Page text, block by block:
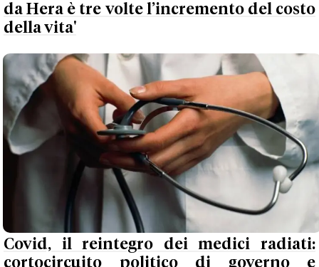
da Hera è tre volte l’incremento del costo
della vita'
Covid, il reintegro dei medici radiati:
cortocircuito politico di governo e